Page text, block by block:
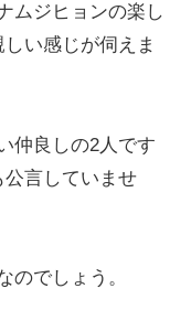
ムジヒョンの楽し
い感じが伺えま
仲良しの2人です
言していませ
のでしょう。